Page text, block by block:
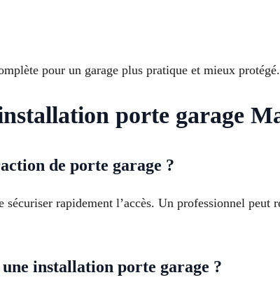
pour un garage plus pratique et mieux protégé.
porte garage
de porte garage ?
rapidement l’accès. Un professionnel
installation porte garage ?